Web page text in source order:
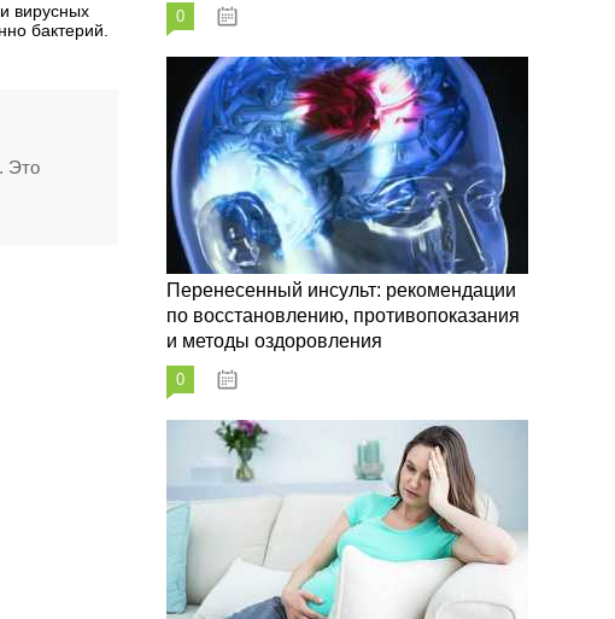
вирусных
бактерий.
Это
0
Перенесенный инсульт: рекомендации
по восстановлению, противопоказания
и методы оздоровления
0